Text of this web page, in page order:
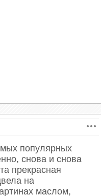
популярных
снова и снова
прекрасная
на
маслом,